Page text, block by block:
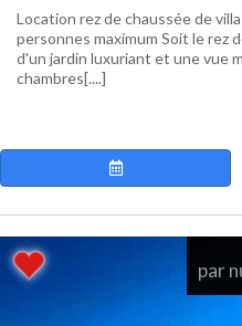
Location rez de chaussée de
personnes maximum Soit le rez
d'un jardin luxuriant et une vue
chambres[....]
par